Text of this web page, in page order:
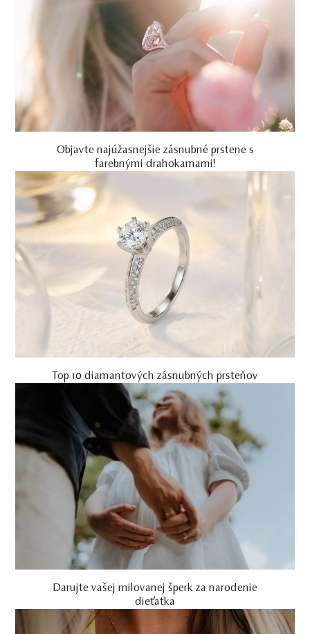
Objavte najúžasnejšie zásnubné prstene s
farebnými drahokamami!
Top 10 diamantových zásnubných prsteňov
Darujte vašej milovanej šperk za narodenie
dieťatka